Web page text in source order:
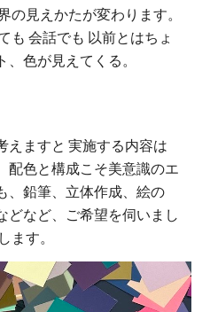
の見えかたが変わります。
も 会話でも 以前とはちょ
色が見えてくる。
え ますと実施する内容は
配色と構成こそ美意識のエ
、鉛筆、立体作成、絵の
どなど
ご希望を伺いま し
ます。